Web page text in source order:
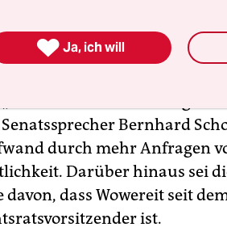
Senatskanzlei von der
Die besteht bisher aus zwei
Bernhard
durch mehr Anfragen
Darüber hinaus sei
dass Wowereit seit
ist.
 Ja, ich will